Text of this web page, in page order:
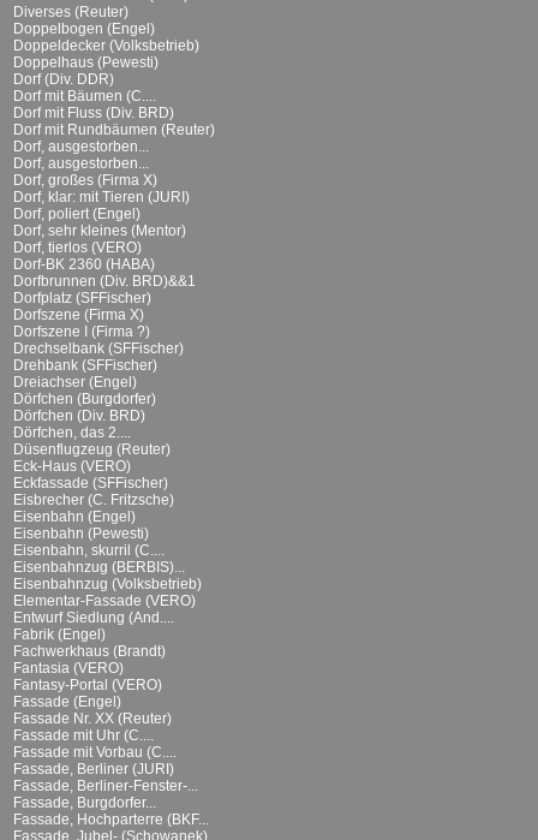
Diverses (Reuter)
Doppelbogen (Engel)
Doppeldecker (Volksbetrieb)
Doppelhaus (Pewesti)
Dorf (Div. DDR)
Dorf mit Bäumen (C....
Dorf mit Fluss (Div. BRD)
Dorf mit Rundbäumen (Reuter)
Dorf, ausgestorben...
Dorf, ausgestorben...
Dorf, großes (Firma X)
Dorf, klar: mit Tieren (JURI)
Dorf, poliert (Engel)
Dorf, sehr kleines (Mentor)
Dorf, tierlos (VERO)
Dorf-BK 2360 (HABA)
Dorfbrunnen (Div. BRD)&&1
Dorfplatz (SFFischer)
Dorfszene (Firma X)
Dorfszene I (Firma ?)
Drechselbank (SFFischer)
Drehbank (SFFischer)
Dreiachser (Engel)
Dörfchen (Burgdorfer)
Dörfchen (Div. BRD)
Dörfchen, das 2....
Düsenflugzeug (Reuter)
Eck-Haus (VERO)
Eckfassade (SFFischer)
Eisbrecher (C. Fritzsche)
Eisenbahn (Engel)
Eisenbahn (Pewesti)
Eisenbahn, skurril (C....
Eisenbahnzug (BERBIS)...
Eisenbahnzug (Volksbetrieb)
Elementar-Fassade (VERO)
Entwurf Siedlung (And....
Fabrik (Engel)
Fachwerkhaus (Brandt)
Fantasia (VERO)
Fantasy-Portal (VERO)
Fassade (Engel)
Fassade Nr. XX (Reuter)
Fassade mit Uhr (C....
Fassade mit Vorbau (C....
Fassade, Berliner (JURI)
Fassade, Berliner-Fenster-...
Fassade, Burgdorfer...
Fassade, Hochparterre (BKF...
Fassade, Jubel- (Schowanek)